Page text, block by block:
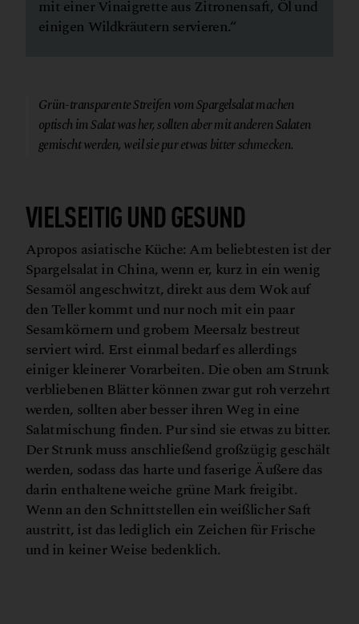
mit einer Vinaigrette aus Zitronensaft, Öl und
einigen Wildkräutern servieren.“
Grün-transparente Streifen vom Spargelsalat machen
optisch im Salat was her, sollten aber mit anderen Salaten
gemischt werden, weil sie pur etwas bitter schmecken.
VIELSEITIG UND GESUND
Apropos asiatische Küche: Am beliebtesten ist der
Spargelsalat in China, wenn er, kurz in ein wenig
Sesamöl angeschwitzt, direkt aus dem Wok auf
den Teller kommt und nur noch mit ein paar
Sesamkörnern und grobem Meersalz bestreut
serviert wird. Erst einmal bedarf es allerdings
einiger kleinerer Vorarbeiten. Die oben am Strunk
verbliebenen Blätter können zwar gut roh verzehrt
werden, sollten aber besser ihren Weg in eine
Salatmischung finden. Pur sind sie etwas zu bitter.
Der Strunk muss anschließend großzügig geschält
werden, sodass das harte und faserige Äußere das
darin enthaltene weiche grüne Mark freigibt.
Wenn an den Schnittstellen ein weißlicher Saft
austritt, ist das lediglich ein Zeichen für Frische
und in keiner Weise bedenklich.